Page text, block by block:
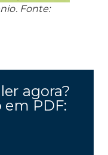
Fonte:
agora?
PDF: